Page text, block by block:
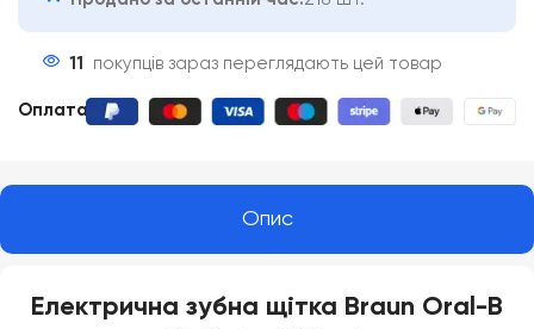
11 покупців зараз переглядають цей товар
Оплата
Опис
Електрична зубна щітка Braun Oral-B